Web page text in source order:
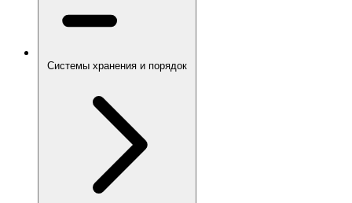
Системы хранения и порядок